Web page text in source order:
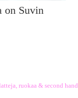
on Suvin
ruokaa & second hand